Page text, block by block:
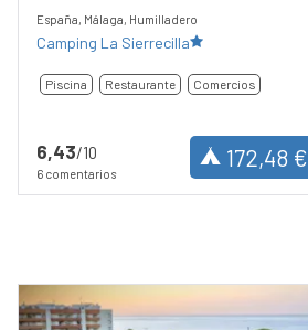
España, Málaga, Humilladero
Camping La Sierrecilla
Piscina Restaurante Comercios
6,43/10
6 comentarios
172,48 €